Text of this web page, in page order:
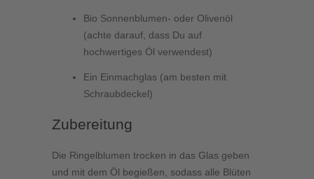
Bio Sonnenblumen- oder Olivenöl
(achte darauf, dass Du auf
hochwertiges Öl verwendest)
Ein Einmachglas (am besten mit
Schraubdeckel)
Zubereitung
Die Ringelblumen trocken in das Glas geben
und mit dem Öl begießen, sodass alle Blüten